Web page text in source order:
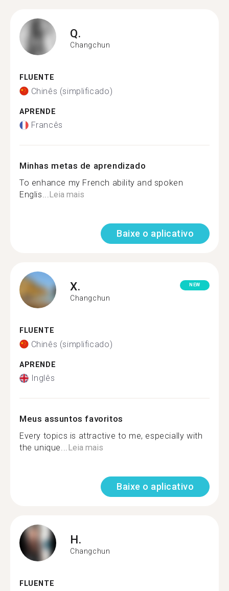
Q.
Changchun
FLUENTE
Chinês (simplificado)
APRENDE
Francês
Minhas metas de aprendizado
To enhance my French ability and spoken
Englis...Leia mais
Baixe o aplicativo
X.
Changchun
NEW
FLUENTE
Chinês (simplificado)
APRENDE
Inglês
Meus assuntos favoritos
Every topics is attractive to me, especially with
the unique...Leia mais
Baixe o aplicativo
H.
Changchun
FLUENTE